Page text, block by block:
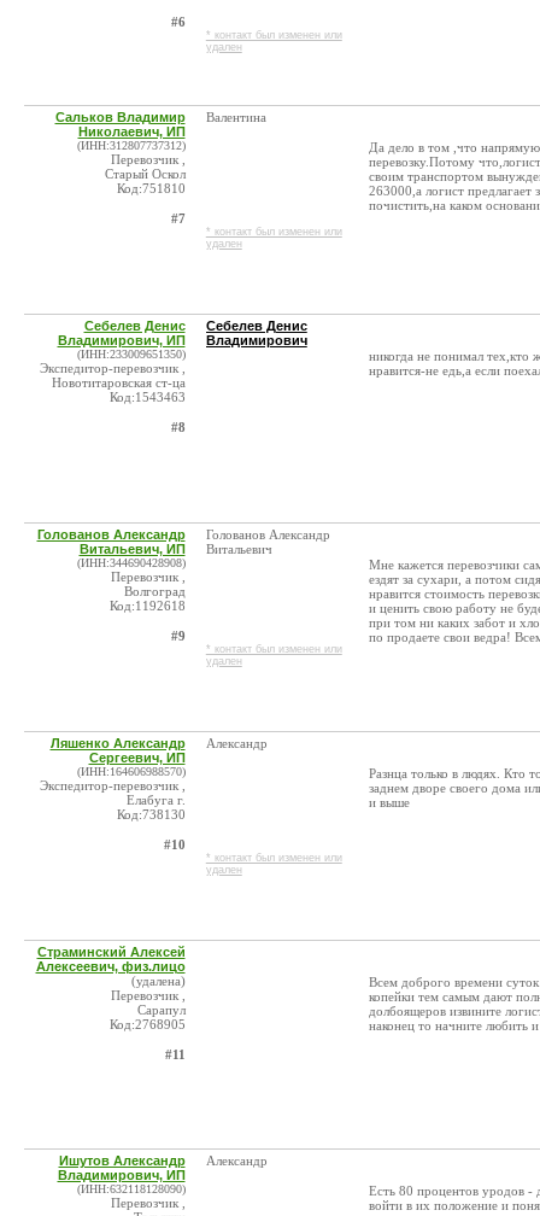
#6
* контакт был изменен или
удален
Сальков Владимир
Николаевич, ИП
(ИНН:312807737312)
Перевозчик ,
Старый Оскол
Код:751810
#7
Валентина
* контакт был изменен или
удален
Да дело в том ,что напрямую
перевозку.Потому
своим транспортом
263000,а логист
почистить,на каком
Себелев Денис
Владимирович, ИП
(ИНН:233009651350)
Экспедитор-перевозчик ,
Новотитаровская ст-ца
Код:1543463
#8
Себелев Денис
Владимирович
никогда не понимал тех,кто
нравится-не едь,а если
Голованов Александр
Витальевич, ИП
(ИНН:344690428908)
Перевозчик ,
Волгоград
Код:1192618
#9
Голованов Александр
Витальевич
* контакт был изменен или
удален
Мне кажется перевозчики
ездят за сухари, а потом
нравится стоимость
и ценить свою работу не
при том ни каких забот и
по продаете свои ведра!
Ляшенко Александр
Сергеевич, ИП
(ИНН:164606988570)
Экспедитор-перевозчик ,
Елабуга г.
Код:738130
#10
Александр
* контакт был изменен или
удален
Разнца только в людях. Кто
заднем дворе своего дома
и выше
Страминский Алексей
Алексеевич, физ.лицо
(удалена)
Перевозчик ,
Сарапул
Код:2768905
#11
Всем доброго времени
копейки тем самым дают
долбоящеров извините
наконец то начните любить
Ишутов Александр
Владимирович, ИП
(ИНН:632118128090)
Перевозчик ,
Александр
Есть 80 процентов уродов -
войти в их положение и